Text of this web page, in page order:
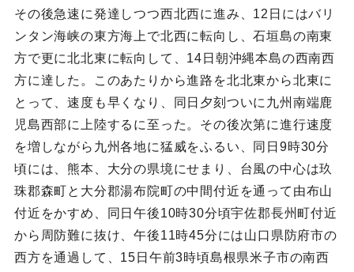
その後急速に発達しつつ西北西に進み、12日にはバリ
ンタン海峡の東方海上で北西に転向し、石垣島の南東
方で更に北北東に転向して、14日朝沖縄本島の西南西
方に達した。このあたりから進路を北北東から北東に
とって、速度も早くなり、同日夕刻ついに九州南端鹿
児島西部に上陸するに至った。その後次第に進行速度
を増しながら九州各地に猛威をふるい、同日9時30分
頃には、熊本、大分の県境にせまり、台風の中心は玖
珠郡森町と大分郡湯布院町の中間付近を通って由布山
付近をかすめ、同日午後10時30分頃宇佐郡長州町付近
から周防難に抜け、午後11時45分には山口県防府市の
西方を通過して、15日午前3時頃島根県米子市の南西